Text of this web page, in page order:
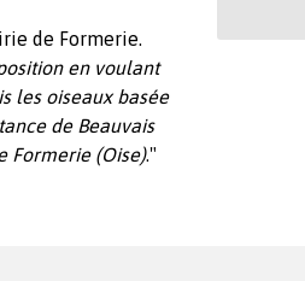
de Formerie.
en voulant
les oiseaux basée
de Beauvais
Formerie (Oise)."